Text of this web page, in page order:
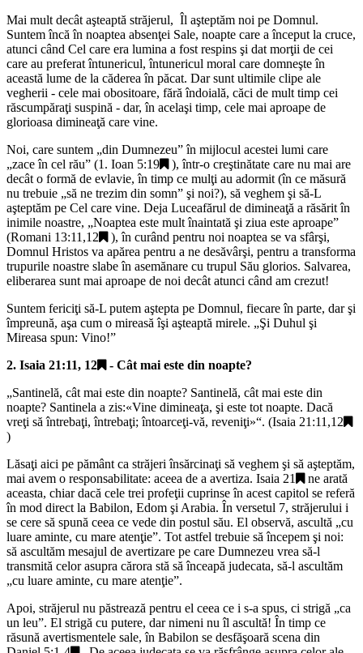
Mai mult decât aşteaptă străjerul, Îl aşteptăm noi pe Domnul.
Suntem încă în noaptea absenţei Sale, noapte care a început la cruce,
atunci când Cel care era lumina a fost respins şi dat morţii de cei
care au preferat întunericul, întunericul moral care domneşte în
această lume de la căderea în păcat. Dar sunt ultimile clipe ale
vegherii - cele mai obositoare, fără îndoială, căci de mult timp cei
răscumpăraţi suspină - dar, în acelaşi timp, cele mai aproape de
glorioasa dimineaţă care vine.
Noi, care suntem „din Dumnezeu” în mijlocul acestei lumi care
„zace în cel rău” (1. Ioan 5:19
), într-o creştinătate care nu mai are
decât o formă de evlavie, în timp ce mulţi au adormit (în ce măsură
nu trebuie „să ne trezim din somn” şi noi?), să veghem şi să-L
aşteptăm pe Cel care vine. Deja Luceafărul de dimineaţă a răsărit în
inimile noastre, „Noaptea este mult înaintată şi ziua este aproape”
(Romani 13:11,12
), în curând pentru noi noaptea se va sfârşi,
Domnul Hristos va apărea pentru a ne desăvârşi, pentru a transforma
trupurile noastre slabe în asemănare cu trupul Său glorios. Salvarea,
eliberarea sunt mai aproape de noi decât atunci când am crezut!
Suntem fericiţi să-L putem aştepta pe Domnul, fiecare în parte, dar şi
împreună, aşa cum o mireasă îşi aşteaptă mirele. „Şi Duhul şi
Mireasa spun: Vino!”
2. Isaia 21:11, 12
- Cât mai este din noapte?
„Santinelă, cât mai este din noapte? Santinelă, cât mai este din
noapte? Santinela a zis:«Vine dimineaţa, şi este tot noapte. Dacă
vreţi să întrebaţi, întrebaţi; întoarceţi-vă, reveniţi»“. (Isaia 21:11,12
)
Lăsaţi aici pe pământ ca străjeri însărcinaţi să veghem şi să aşteptăm,
mai avem o responsabilitate: aceea de a avertiza. Isaia 21
ne arată
aceasta, chiar dacă cele trei profeţii cuprinse în acest capitol se referă
în mod direct la Babilon, Edom şi Arabia. În versetul 7, străjerului i
se cere să spună ceea ce vede din postul său. El observă, ascultă „cu
luare aminte, cu mare atenţie”. Tot astfel trebuie să începem şi noi:
să ascultăm mesajul de avertizare pe care Dumnezeu vrea să-l
transmită celor asupra cărora stă să înceapă judecata, să-l ascultăm
„cu luare aminte, cu mare atenţie”.
Apoi, străjerul nu păstrează pentru el ceea ce i s-a spus, ci strigă „ca
un leu”. El strigă cu putere, dar nimeni nu îl ascultă! În timp ce
răsună avertismentele sale, în Babilon se desfăşoară scena din